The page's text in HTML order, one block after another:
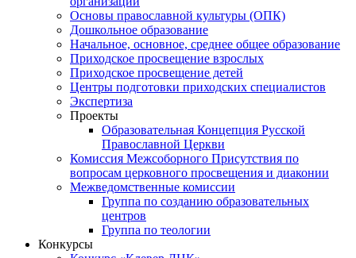
Основы православной культуры (ОПК)
Дошкольное образование
Начальное, основное, среднее общее образование
Приходское просвещение взрослых
Приходское просвещение детей
Центры подготовки приходских специалистов
Экспертиза
Проекты
Образовательная Концепция Русской
Православной Церкви
Комиссия Межсоборного Присутствия по
вопросам церковного просвещения и диаконии
Межведомственные комиссии
Группа по созданию образовательных
центров
Группа по теологии
Конкурсы